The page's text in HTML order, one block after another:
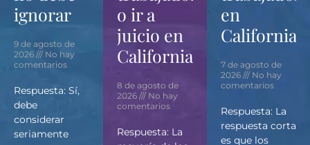
ignorar
9 de agosto de
2026
No hay
comentarios
Respuesta: Sí,
debe
considerar
seriamente
o ir a
juicio en
California?
8 de agosto de
2026
No hay
comentarios
Respuesta: La
en
California?
7 de agosto de
2026
No hay
comentarios
Respuesta: La
respuesta corta
es que los